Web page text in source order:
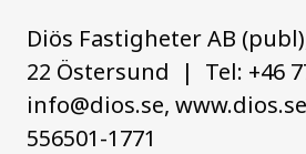
Diös Fastigheter AB
22 Östersund | Tel: +46
info@dios.se,
556501-1771